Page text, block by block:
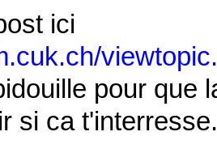
ici
pour que
si ca t'interresse.